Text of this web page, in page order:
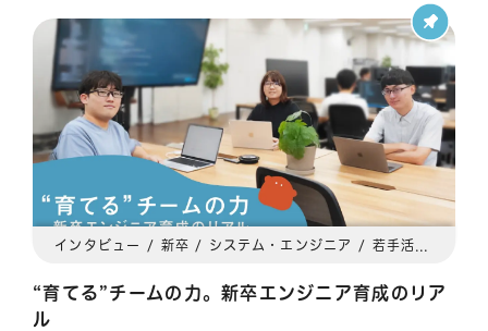
“育てる”チームの力。新卒エンジニア育成のリア
ル